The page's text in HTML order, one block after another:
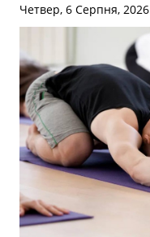
Четвер, 6 Серпня, 2026